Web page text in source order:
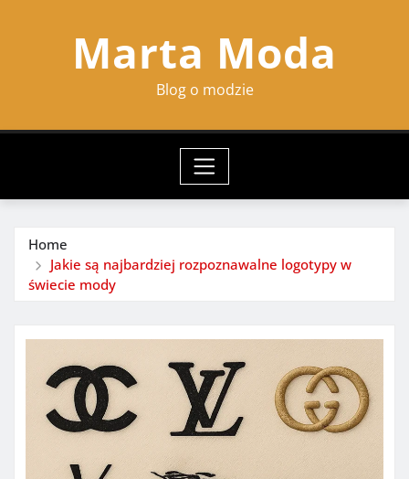
Marta Moda
Blog o modzie
Home
Jakie są najbardziej rozpoznawalne logotypy w
świecie mody